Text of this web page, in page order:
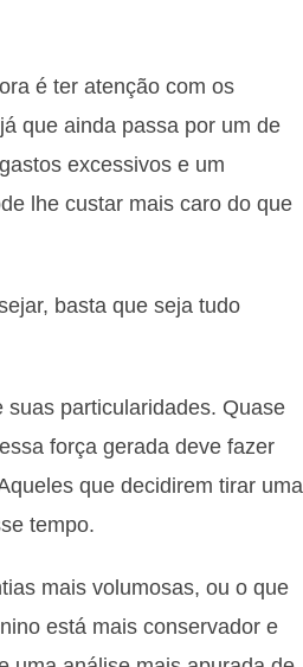
é ter atenção com os
que ainda passa por um de
excessivos e um
lhe custar mais caro do que
basta que seja tudo
particularidades. Quase
força gerada deve fazer
que decidirem tirar uma
tempo.
mais volumosas, ou o que
está mais conservador e